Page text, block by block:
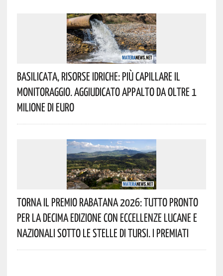
Basilicata, Risorse Idriche: Più Capillare Il
Monitoraggio. Aggiudicato Appalto Da Oltre 1
Milione Di Euro
Torna Il Premio Rabatana 2026: Tutto Pronto
Per La Decima Edizione Con Eccellenze Lucane E
Nazionali Sotto Le Stelle Di Tursi. I Premiati